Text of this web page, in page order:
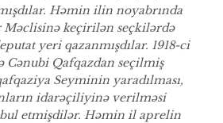
Həmin ilin noyabrında
Məclisinə keçirilən seçkilərdə
yeri qazanmışdılar. 1918-ci
Cənubi Qafqazdan seçilmiş
Seyminin yaradılması,
idarəçiliyinə verilməsi
etmişdilər. Həmin il aprelin